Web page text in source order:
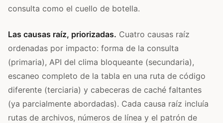
consulta como el cuello de botella.
Las causas raíz, priorizadas. Cuatro causas raíz
ordenadas por impacto: forma de la consulta
(primaria), API del clima bloqueante (secundaria),
escaneo completo de la tabla en una ruta de código
diferente (terciaria) y cabeceras de caché faltantes
(ya parcialmente abordadas). Cada causa raíz incluía
rutas de archivos, números de línea y el patrón de